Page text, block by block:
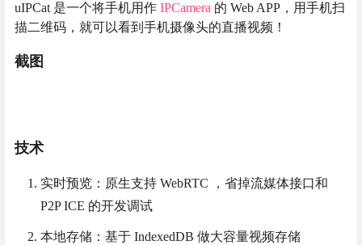
uIPCat 是一个将手机用作 IPCamera 的 Web APP，用手机扫
描二维码，就可以看到手机摄像头的直播视频！
截图
技术
实时预览：原生支持 WebRTC ，省掉流媒体接口和
P2P ICE 的开发调试
本地存储：基于 IndexedDB 做大容量视频存储